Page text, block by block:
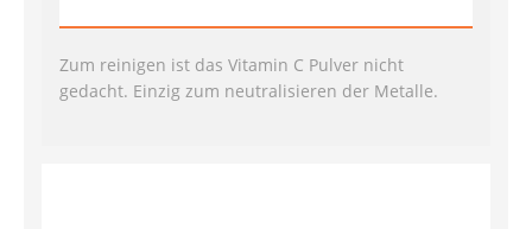
Zum reinigen ist das Vitamin C Pulver nicht
gedacht. Einzig zum neutralisieren der Metalle.